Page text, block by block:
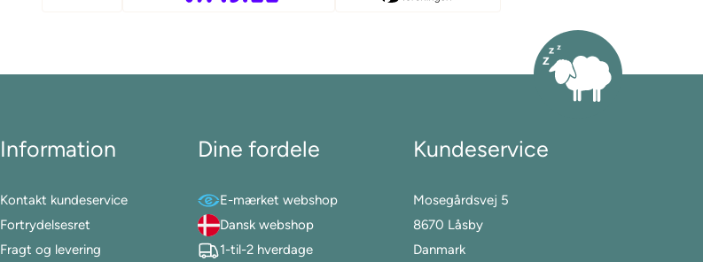
Information
Kontakt kundeservice
Fortrydelsesret
Fragt og levering
Dine fordele
E-mærket webshop
Dansk webshop
1-til-2 hverdage
Kundeservice
Mosegårdsvej 5
8670 Låsby
Danmark